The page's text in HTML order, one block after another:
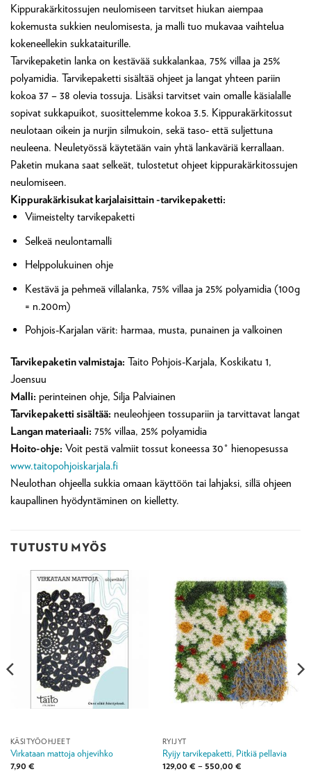
Kippurakärkitossujen neulomiseen tarvitset hiukan aiempaa
kokemusta sukkien neulomisesta, ja malli tuo mukavaa vaihtelua
kokeneellekin sukkataiturille.
Tarvikepaketin lanka on kestävää sukkalankaa, 75% villaa ja 25%
polyamidia. Tarvikepaketti sisältää ohjeet ja langat yhteen pariin
kokoa 37 – 38 olevia tossuja. Lisäksi tarvitset vain omalle käsialalle
sopivat sukkapuikot, suosittelemme kokoa 3.5. Kippurakärkitossut
neulotaan oikein ja nurjin silmukoin, sekä taso- että suljettuna
neuleena. Neuletyössä käytetään vain yhtä lankaväriä kerrallaan.
Paketin mukana saat selkeät, tulostetut ohjeet kippurakärkitossujen
neulomiseen.
Kippurakärkisukat karjalaisittain -tarvikepaketti:
Viimeistelty tarvikepaketti
Selkeä neulontamalli
Helppolukuinen ohje
Kestävä ja pehmeä villalanka, 75% villaa ja 25% polyamidia (100g
= n.200m)
Pohjois-Karjalan värit: harmaa, musta, punainen ja valkoinen
Tarvikepaketin valmistaja: Taito Pohjois-Karjala, Koskikatu 1,
Joensuu
Malli: perinteinen ohje, Silja Palviainen
Tarvikepaketti sisältää: neuleohjeen tossupariin ja tarvittavat langat
Langan materiaali: 75% villaa, 25% polyamidia
Hoito-ohje: Voit pestä valmiit tossut koneessa 30° hienopesussa
www.taitopohjoiskarjala.fi
Neulothan ohjeella sukkia omaan käyttöön tai lahjaksi, sillä ohjeen
kaupallinen hyödyntäminen on kielletty.
TUTUSTU MYÖS
KÄSITYÖOHJEET
Virkataan mattoja ohjevihko
7,90 €
RYIJYT
Ryijy tarvikepaketti, Pitkiä pellavia
129,00 € – 550,00 €Hintaluokka: